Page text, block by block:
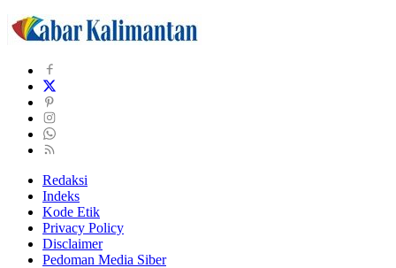
Redaksi
Indeks
Kode Etik
Privacy Policy
Disclaimer
Pedoman Media Siber